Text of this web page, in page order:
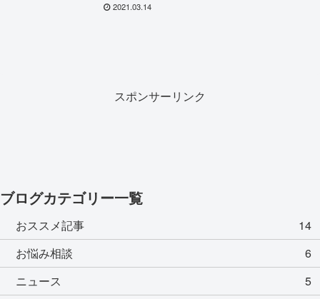
2021.03.14
スポンサーリンク
ブログカテゴリー一覧
おススメ記事
14
お悩み相談
6
ニュース
5